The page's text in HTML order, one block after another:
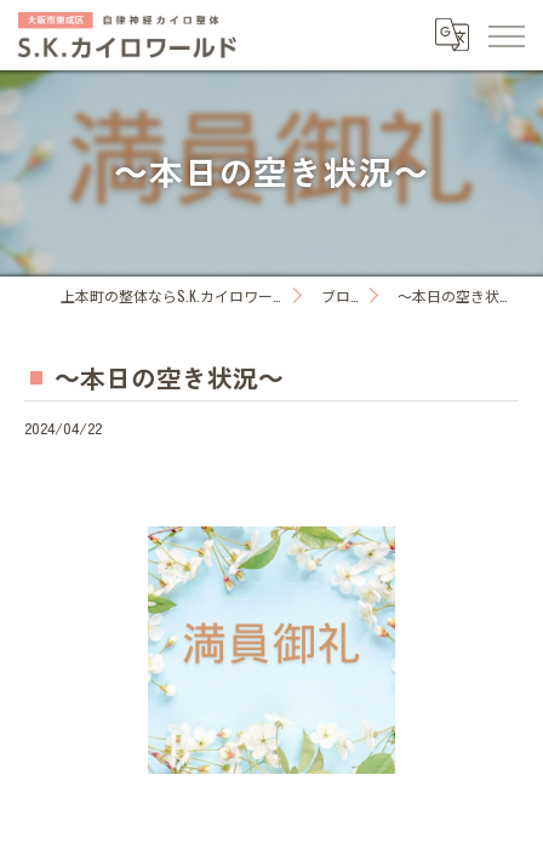
～本日の空き状況～
ブログ ～本日の空き状況～
～本日の空き状況～
2024/04/22